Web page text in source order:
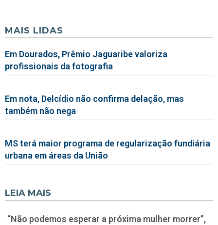
MAIS LIDAS
Em Dourados, Prêmio Jaguaribe valoriza
profissionais da fotografia
Em nota, Delcídio não confirma delação, mas
também não nega
MS terá maior programa de regularização fundiária
urbana em áreas da União
LEIA MAIS
“Não podemos esperar a próxima mulher morrer”,